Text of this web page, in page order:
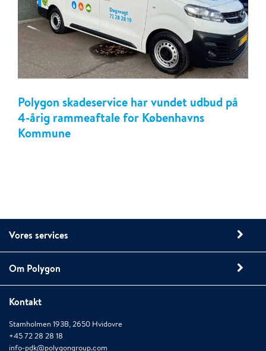
Polygon skadeservice har vundet udbud på
4-årig rammeaftale for Københavns
Kommune
Vores services
Om Polygon
Kontakt
Stamholmen 193B, 2650 Hvidovre
+45 72 28 28 18
info-pdk@polygongroup.com